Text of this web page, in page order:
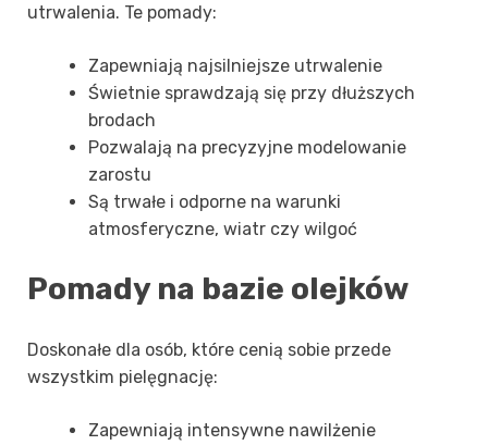
utrwalenia. Te pomady:
Zapewniają najsilniejsze utrwalenie
Świetnie sprawdzają się przy dłuższych
brodach
Pozwalają na precyzyjne modelowanie
zarostu
Są trwałe i odporne na warunki
atmosferyczne, wiatr czy wilgoć
Pomady na bazie olejków
Doskonałe dla osób, które cenią sobie przede
wszystkim pielęgnację:
Zapewniają intensywne nawilżenie